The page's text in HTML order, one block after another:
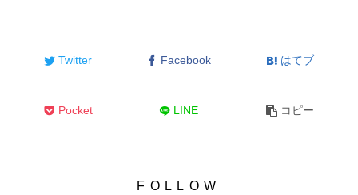
Twitter Facebook はてブ
Pocket LINE コピー